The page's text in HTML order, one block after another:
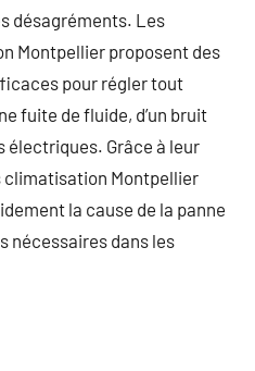
désagréments. Les
Montpellier proposent des
pour régler tout
fuite de fluide, d’un bruit
électriques. Grâce à leur
Montpellier
la cause de la panne
nécessaires dans les